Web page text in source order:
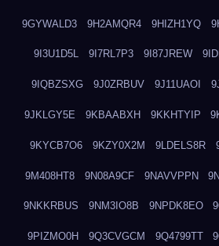
9GYWALD3 9H2AMQR4 9HIZH1YQ
9I3U1D5L 9I7RL7P3 9I87JREW
9IQBZSXG 9J0ZRBUV 9J11UAOI
9JKLGY5E 9KBAABXH 9KKHTYIP
9KYCB7O6 9KZY0X2M 9LDELS8R
9M408HT8 9N08A9CF 9NAVVPPN
9NKKRBUS 9NM3IO8B 9NPDK8EO
9PIZMO0H 9Q3CVGCM 9Q4799TT